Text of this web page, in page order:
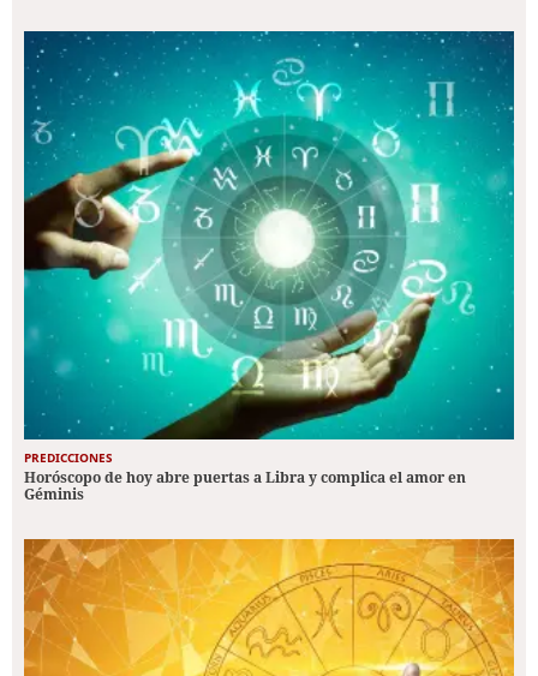
PREDICCIONES
Horóscopo de hoy abre puertas a Libra y complica el amor en
Géminis